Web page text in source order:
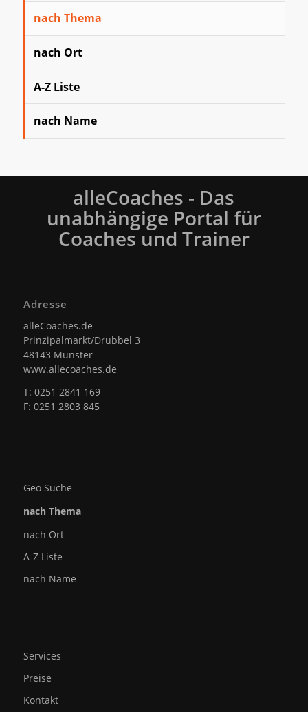
nach Thema
nach Ort
A-Z Liste
nach Name
alleCoaches - Das
unabhängige Portal für
Coaches und Trainer
Adresse
alleCoaches.de
Prinzipalmarkt/Drubbel 3
48143 Münster
www.allecoaches.de
T: 0251 2841 169
F: 0251 2803 845
Geo Suche
nach Thema
nach Ort
A-Z Liste
nach Name
Services
Preise
Kontakt